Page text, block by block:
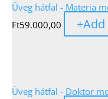
Üveg hátfal - Materia
Ft59.000,00 +Add
Üveg hátfal - Doktor